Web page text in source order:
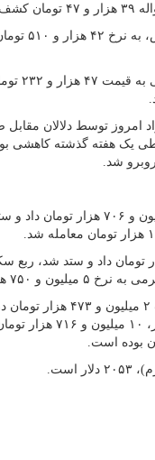
همچنین
طی یک هفته گذشته کاهشی
سکه طرح قدیم‌ در بازار امروز به نرخ
تومان معامله شد.
هر گرم طلای ۱۸ عیار امروز در
همچنین امروز هر مثقال